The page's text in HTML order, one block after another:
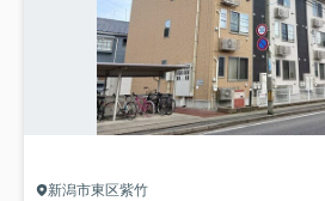
新潟市東区紫竹